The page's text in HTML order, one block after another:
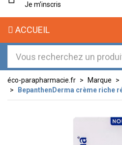
Je m’inscris
ACCUEIL
éco-parapharmacie.fr Marque
BepanthenDerma crème riche